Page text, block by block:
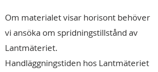
Om materialet visar horisont behöver
vi ansöka om spridningstillstånd av
Lantmäteriet.
Handläggningstiden hos Lantmäteriet